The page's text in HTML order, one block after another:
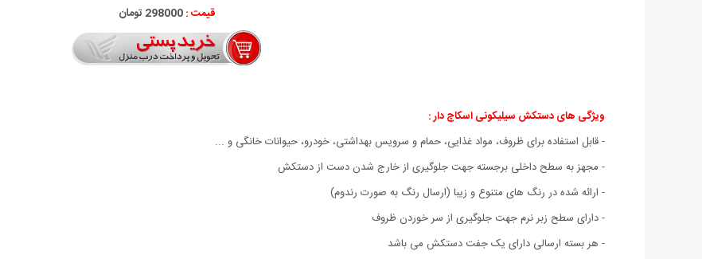
قیمت :298000 تومان
ویژگی های دستکش سیلیکونی اسکاچ دار :
- قابل استفاده برای ظروف، مواد غذایی، حمام و سرویس بهداشتی، خودرو، حیوانات خانگی و ...
- مجهز به سطح داخلی برجسته جهت جلوگیری از خارج شدن دست از دستکش
- ارائه شده در رنگ های متنوع و زیبا (ارسال رنگ به صورت رندوم)
- دارای سطح زبر نرم جهت جلوگیری از سر خوردن ظروف
- هر بسته ارسالی دارای یک جفت دستکش می باشد